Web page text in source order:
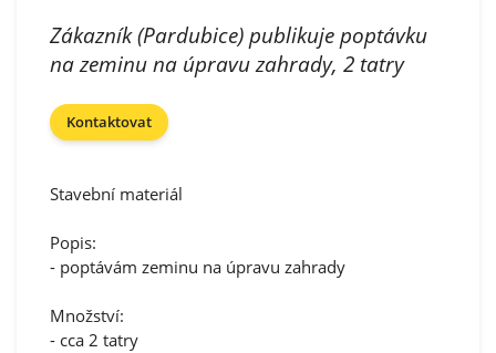
Zákazník (Pardubice) publikuje poptávku
na zeminu na úpravu zahrady, 2 tatry
Kontaktovat
Stavební materiál
Popis:
- poptávám zeminu na úpravu zahrady
Množství:
- cca 2 tatry